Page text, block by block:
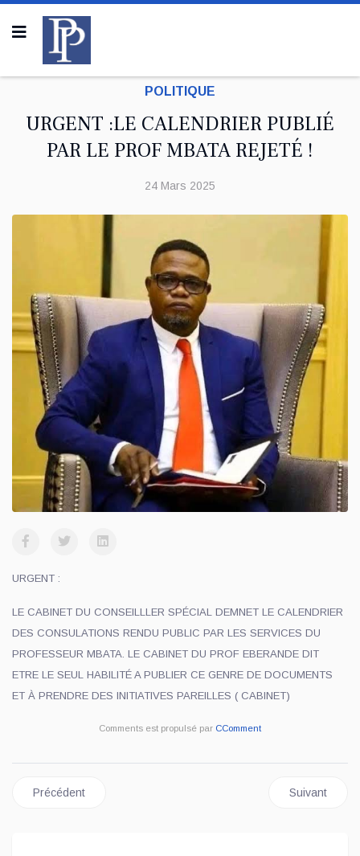
POLITIQUE
URGENT :LE CALENDRIER PUBLIÉ
PAR LE PROF MBATA REJETÉ !
24 Mars 2025
URGENT :
LE CABINET DU CONSEILLLER SPÉCIAL DEMNET LE CALENDRIER
DES CONSULATIONS RENDU PUBLIC PAR LES SERVICES DU
PROFESSEUR MBATA. LE CABINET DU PROF EBERANDE DIT
ETRE LE SEUL HABILITÉ A PUBLIER CE GENRE DE DOCUMENTS
ET À PRENDRE DES INITIATIVES PAREILLES ( CABINET)
Comments est propulsé par CComment
Article précédent : RDC/ CONSULATIONS : C'EST MAL PARTI!
Précédent Article
Suivant